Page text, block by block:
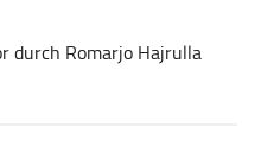
durch Romarjo Hajrulla